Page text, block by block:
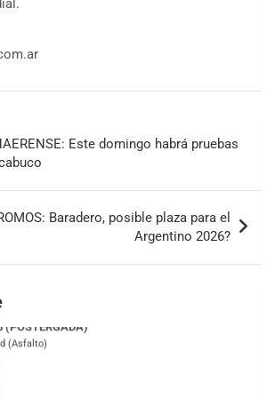
Este domingo habrá pruebas
Baradero, posible plaza para el
Argentino 2026?
6
(Asfalto)